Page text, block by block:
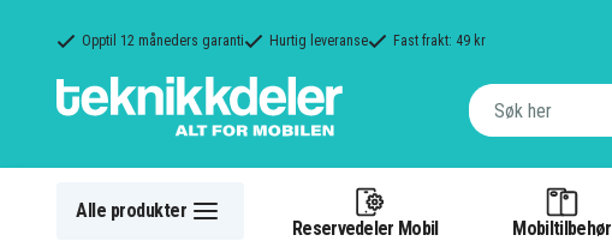
Opptil 12 måneders garanti Hurtig leveranse Fast frakt: 49 kr
Alle produkter
Reservedeler Mobil Mobiltilbehør